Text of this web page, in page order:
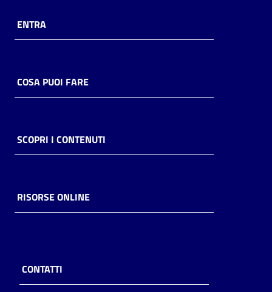
ENTRA
COSA PUOI FARE
SCOPRI I CONTENUTI
RISORSE ONLINE
CONTATTI